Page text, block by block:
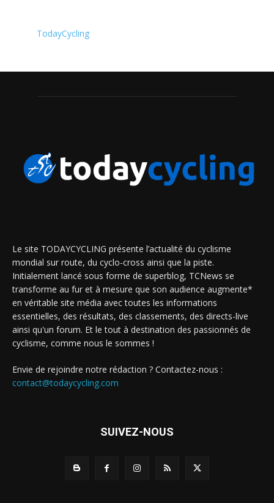
TodayCycling
Le site TODAYCYCLING présente l’actualité du cyclisme
mondial sur route, du cyclo-cross ainsi que la piste.
Initialement lancé sous forme de superblog, TCNews se
transforme au fur et à mesure que son audience augmente*
en véritable site média avec toutes les informations
essentielles, des résultats, des classements, des directs-live
ainsi qu'un forum. Et le tout à destination des passionnés de
cyclisme, comme nous le sommes !
Envie de rejoindre notre rédaction ? Contactez-nous :
contact@todaycycling.com
SUIVEZ-NOUS